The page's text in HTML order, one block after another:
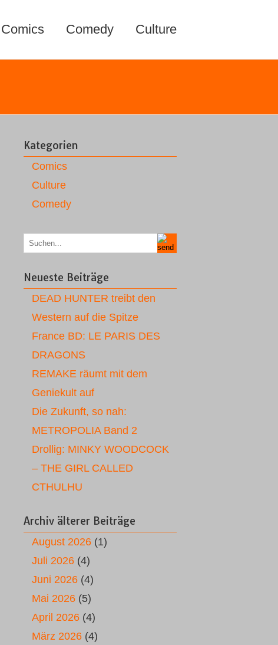
Comics Comedy Culture
Kategorien
Comics
Culture
Comedy
Neueste Beiträge
DEAD HUNTER treibt den
Western auf die Spitze
France BD: LE PARIS DES
DRAGONS
REMAKE räumt mit dem
Geniekult auf
Die Zukunft, so nah:
METROPOLIA Band 2
Drollig: MINKY WOODCOCK
– THE GIRL CALLED
CTHULHU
Archiv älterer Beiträge
August 2026 (1)
Juli 2026 (4)
Juni 2026 (4)
Mai 2026 (5)
April 2026 (4)
März 2026 (4)